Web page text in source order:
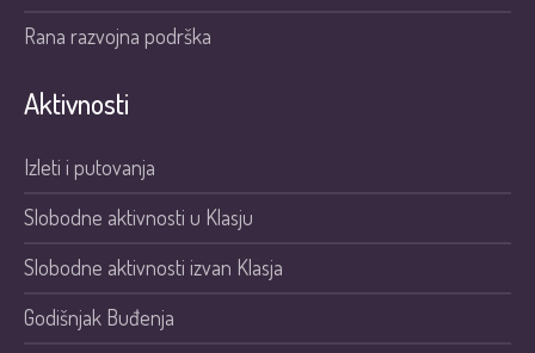
Rana razvojna podrška
Aktivnosti
Izleti i putovanja
Slobodne aktivnosti u Klasju
Slobodne aktivnosti izvan Klasja
Godišnjak Buđenja